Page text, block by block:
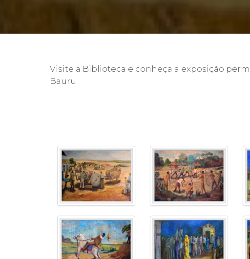
2ª Graduação
Transferência
Visite a Biblioteca e conheça a exposição
Bauru.